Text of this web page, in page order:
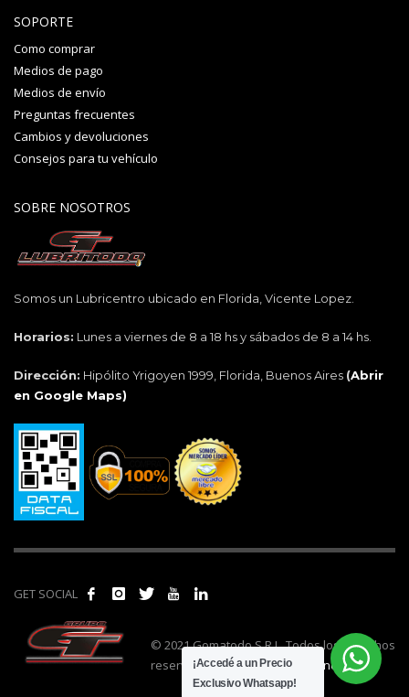
SOPORTE
Como comprar
Medios de pago
Medios de envío
Preguntas frecuentes
Cambios y devoluciones
Consejos para tu vehículo
SOBRE NOSOTROS
Somos un Lubricentro ubicado en Florida, Vicente Lopez.
Horarios: Lunes a viernes de 8 a 18 hs y sábados de 8 a 14 hs.
Dirección: Hipólito Yrigoyen 1999, Florida, Buenos Aires (Abrir
en Google Maps)
GET SOCIAL
© 2021 Gomatodo S.R.L. Todos los derechos
reservados. | Realizado por
cónclave.
¡Accedé a un Precio
Exclusivo Whatsapp!